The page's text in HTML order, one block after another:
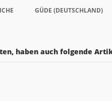
GÜDE (DEUTSCHLAND)
haben auch folgende